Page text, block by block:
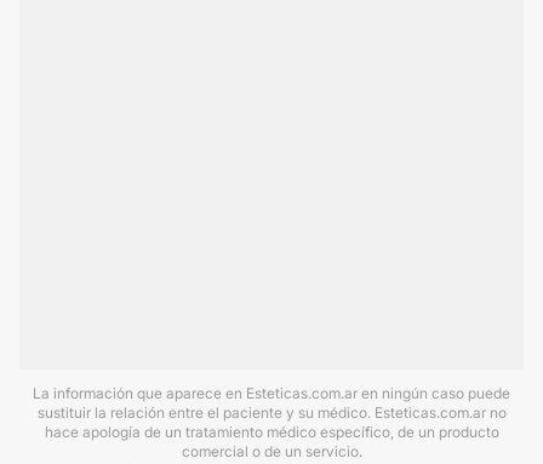
La información que aparece en Esteticas.com.ar en ningún caso puede
sustituir la relación entre el paciente y su médico. Esteticas.com.ar no
hace apología de un tratamiento médico específico, de un producto
comercial o de un servicio.